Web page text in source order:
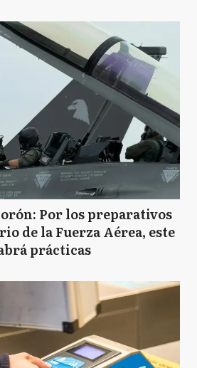
Por los preparativos
de la Fuerza Aérea, este
prácticas